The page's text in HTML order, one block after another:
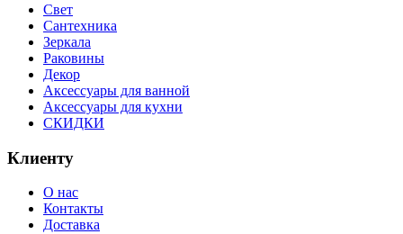
Свет
Сантехника
Зеркала
Раковины
Декор
Аксессуары для ванной
Аксессуары для кухни
СКИДКИ
Клиенту
О нас
Контакты
Доставка